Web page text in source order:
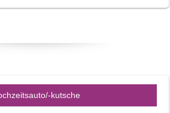
kutsche